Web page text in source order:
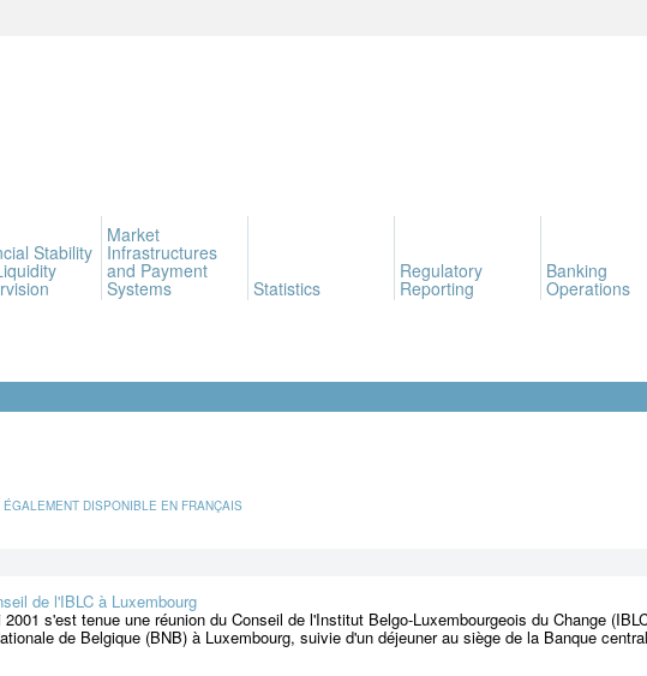
Stability
Market
Infrastructures
and Payment
Systems Statistics
Regulatory
Reporting
Banking
Operations
DISPONIBLE EN FRANÇAIS
de l'IBLC à Luxembourg
s'est tenue une réunion du Conseil de l'Institut Belgo-Luxembourgeois du Change
de Belgique (BNB) à Luxembourg, suivie d'un déjeuner au siège de la Banque